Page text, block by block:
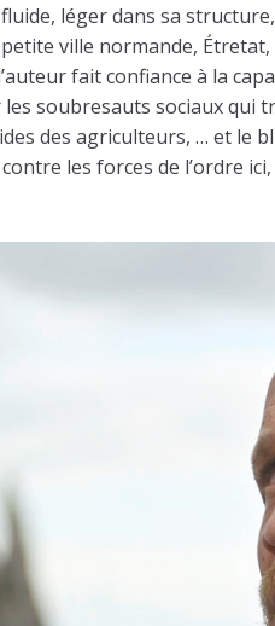
léger dans sa
ville normande,
fait confiance à la
soubresauts sociaux
des agriculteurs, … et
les forces de l’ordre